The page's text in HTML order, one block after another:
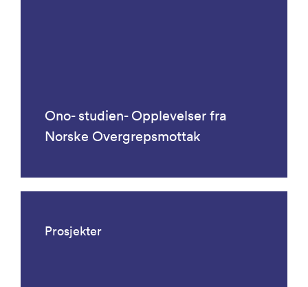
Ono- studien- Opplevelser fra
Norske Overgrepsmottak
Prosjekter